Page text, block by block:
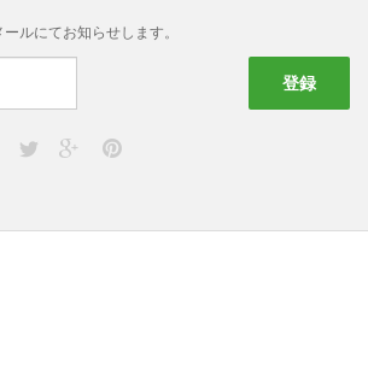
ルにてお知らせします。
登録